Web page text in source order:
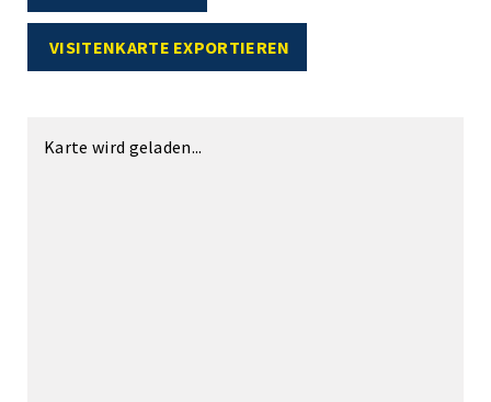
VISITENKARTE EXPORTIEREN
Karte wird geladen...